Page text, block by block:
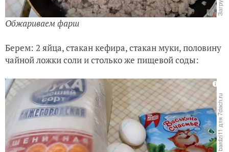
Обжариваем фарш
Берем: 2 яйца, стакан кефира, стакан муки,половину
чайной ложки соли и столько же пищевой соды: